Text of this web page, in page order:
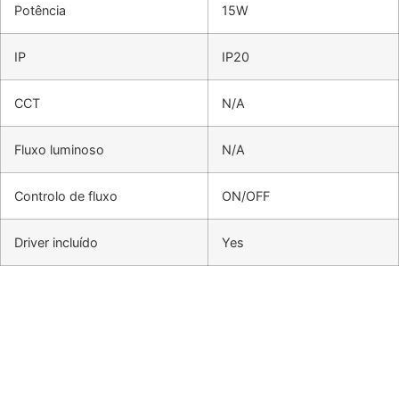
Potência 15W
IP IP20
CCT N/A
Fluxo luminoso N/A
Controlo de fluxo ON/OFF
Driver incluído Yes